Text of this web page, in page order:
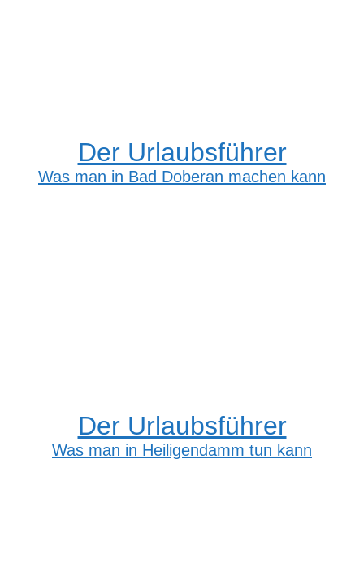
Der Urlaubsführer
Was man in Bad Doberan machen kann
Der Urlaubsführer
Was man in Heiligendamm tun kann